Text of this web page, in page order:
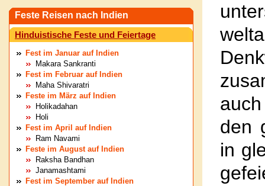
Feste Reisen nach Indien
Hinduistische Feste und Feiertage
Fest im Januar auf Indien
Makara Sankranti
Fest im Februar auf Indien
Maha Shivaratri
Feste im März auf Indien
Holikadahan
Holi
Fest im April auf Indien
Ram Navami
Feste im August auf Indien
Raksha Bandhan
Janamashtami
Fest im September auf Indien
den
in